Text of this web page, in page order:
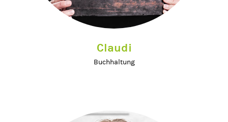
Claudi
Buchhaltung